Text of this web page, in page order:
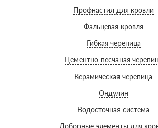
Профнастил для кровли
Фальцевая кровля
Гибкая черепица
Цементно-песчаная
Керамическая черепица
Ондулин
Водосточная система